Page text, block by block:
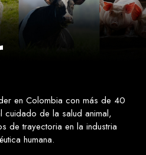
en Colombia con más de 40
cuidado de la salud animal,
de trayectoria en la industria
humana.